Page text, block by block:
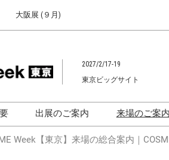
大阪展 (９月)
2027/2/17-19
東京ビッグサイト
開発展
出展のご案内
化粧品開発展
来場のご案内
化粧品
Week【東京】来場の総合案内｜